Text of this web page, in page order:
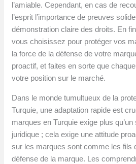
l’amiable. Cependant, en cas de
l’esprit l’importance de preuves
démonstration claire des droits. En
vous choisissez pour protéger vos
la force de la défense de votre
proactif, et faites en sorte que
votre position sur le marché.
Dans le monde tumultueux de la
Turquie, une adaptation rapide est
marques en Turquie exige plus qu’un
juridique ; cela exige une attitude
sur les marques sont comme les fils
défense de la marque. Les